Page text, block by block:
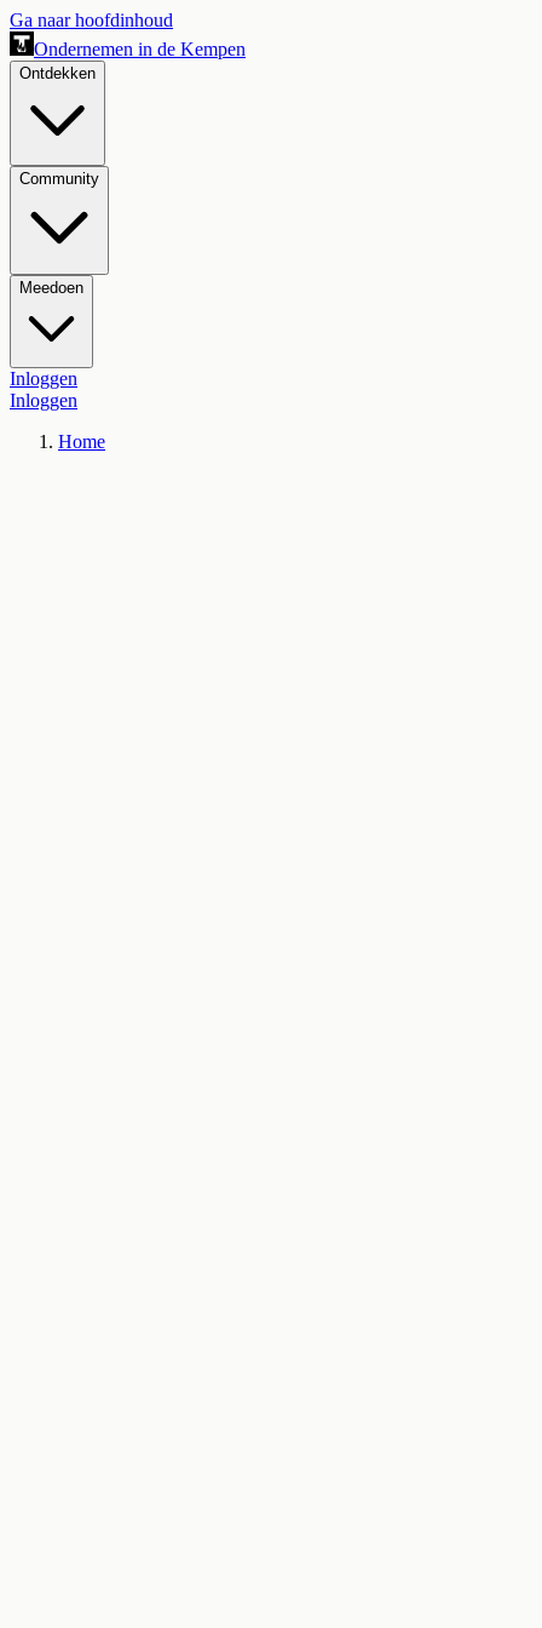
Ga naar hoofdinhoud
Ondernemen in de Kempen
Ontdekken
Community
Meedoen
Inloggen
Inloggen
Home